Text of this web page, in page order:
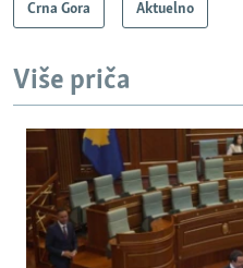
Crna Gora Aktuelno
Više priča